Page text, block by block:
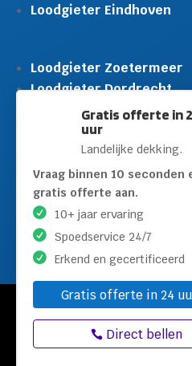
Gratis offerte in
uur
Landelijke dekking.
Vraag binnen 10 seconden
gratis offerte aan.
10+ jaar ervaring
Spoedservice 24/7
Erkend en gecertificeerd
Gratis offerte in 24
Direct bellen
Loodgieter Eindhoven
Loodgieter Zoetermeer
Loodgieter Dordrecht
Loodgieter Rijswijk
Loodgieter Schiedam
Loodgieter Leidschendam
Loodgieter Hilversum
© Copyright Loodgieters
maken door
Privacyverklaring|